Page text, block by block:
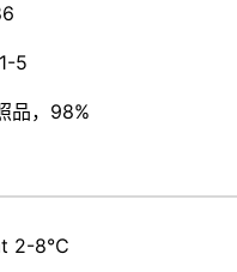
5
品，98%
2-8℃